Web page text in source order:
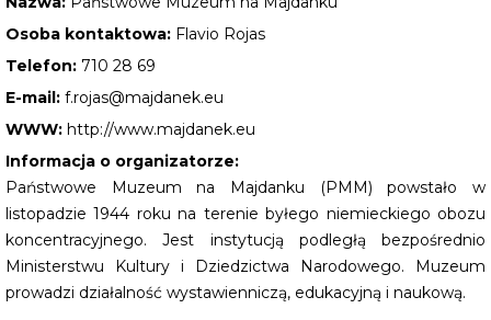
Osoba kontaktowa: Flavio Rojas
Telefon: 710 28 69
E-mail: f.rojas@majdanek.eu
WWW: http://www.majdanek.eu
Informacja o organizatorze:
Państwowe Muzeum na Majdanku (PMM) powstało w
listopadzie 1944 roku na terenie byłego niemieckiego obozu
koncentracyjnego. Jest instytucją podległą bezpośrednio
Ministerstwu Kultury i Dziedzictwa Narodowego. Muzeum
prowadzi działalność wystawienniczą, edukacyjną i naukową.